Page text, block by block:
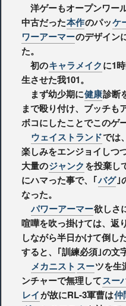
洋ゲーもオープンワー
中古だった本作のパッケ
ワーアーマーのデザイン
た。
初のキャラメイクに1
生させた我101。
まず幼少期に健康診断
まで殴り付け、ブッチも
ボコにしたことでこのゲ
ウェイストランドでは
楽しみをエンジョイしつつ
大量のジャンクを投棄し
にハマった事で、｢バグ｣
なった。
パワーアーマー欲しさ
喧嘩を吹っ掛けては、返
しながら半日かけて倒し
すると、｢訓練必須｣の文
メカニスト スーツを生
ンチャーで無理してスー
レイが故にRL-3軍曹は仲